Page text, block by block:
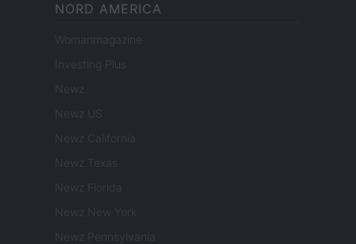
NORD AMERICA
Womanmagazine
Investing Plus
Newz
Newz US
Newz California
Newz Texas
Newz Florida
Newz New York
Newz Pennsylvania